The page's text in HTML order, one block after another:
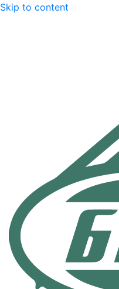
Skip to content